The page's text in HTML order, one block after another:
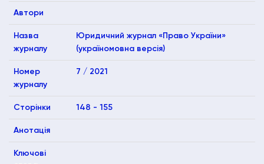
Автори
Назва
журналу
Юридичний журнал «Право України»
(україномовна версія)
Номер
журналу
7 / 2021
Сторінки 148 - 155
Анотація
Ключові